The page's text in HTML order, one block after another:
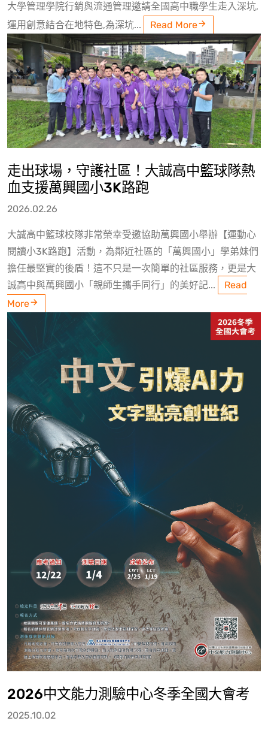
大學管理學院行銷與流通管理邀請全國高中職學生走入深坑,
運用創意結合在地特色,為深坑...
Read More
走出球場，守護社區！大誠高中籃球隊熱
血支援萬興國小3K路跑
2026.02.26
大誠高中籃球校隊非常榮幸受邀協助萬興國小舉辦【運動心
閱讀小3K路跑】活動，為鄰近社區的「萬興國小」學弟妹們
擔任最堅實的後盾！這不只是一次簡單的社區服務，更是大
誠高中與萬興國小「親師生攜手同行」的美好記...
Read
More
2026中文能力測驗中心冬季全國大會考
2025.10.02